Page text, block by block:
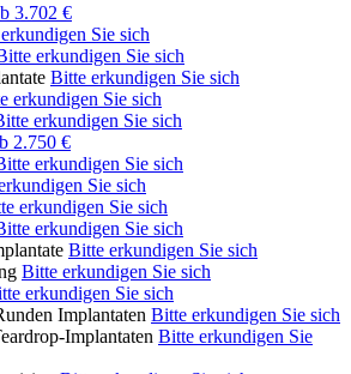
3.702 €
Sie sich
erkundigen Sie sich
Bitte erkundigen Sie sich
erkundigen Sie sich
erkundigen Sie sich
2.750 €
erkundigen Sie sich
Sie sich
erkundigen Sie sich
erkundigen Sie sich
Bitte erkundigen Sie sich
Bitte erkundigen Sie sich
erkundigen Sie sich
Implantaten Bitte erkundigen Sie sich
Implantaten Bitte erkundigen Sie